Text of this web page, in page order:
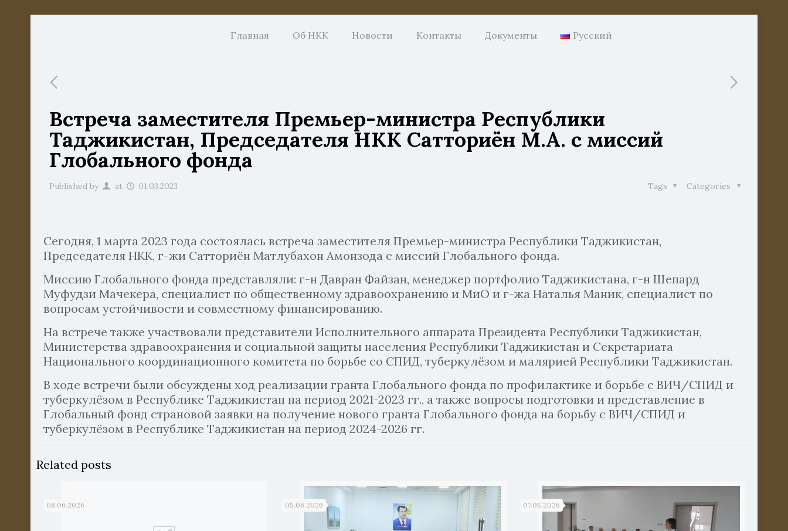
Главная Об НКК Новости Контакты Документы Русский
Встреча заместителя Премьер-министра Республики
Таджикистан, Председателя НКК Сатториён М.А. с миссий
Глобального фонда
Published by at 01.03.2023 Categories
Tags
Сегодня, 1 марта 2023 года состоялась встреча заместителя Премьер-министра Республики Таджикистан,
Председателя НКК, г-жи Сатториён Матлубахон Амонзода с миссий Глобального фонда.
Миссию Глобального фонда представляли: г-н Давран Файзан, менеджер портфолио Таджикистана, г-н Шепард
Муфудзи Мачекера, специалист по общественному здравоохранению и МиО и г-жа Наталья Маник, специалист по
вопросам устойчивости и совместному финансированию.
На встрече также участвовали представители Исполнительного аппарата Президента Республики Таджикистан,
Министерства здравоохранения и социальной защиты населения Республики Таджикистан и Секретариата
Национального координационного комитета по борьбе со СПИД, туберкулёзом и малярией Республики Таджикистан.
В ходе встречи были обсуждены ход реализации гранта Глобального фонда по профилактике и борьбе с ВИЧ/СПИД и
туберкулёзом в Республике Таджикистан на период 2021-2023 гг., а также вопросы подготовки и представление в
Глобальный фонд страновой заявки на получение нового гранта Глобального фонда на борьбу с ВИЧ/СПИД и
туберкулёзом в Республике Таджикистан на период 2024-2026 гг.
Related posts
08.06.2026 05.06.2026 07.05.2026